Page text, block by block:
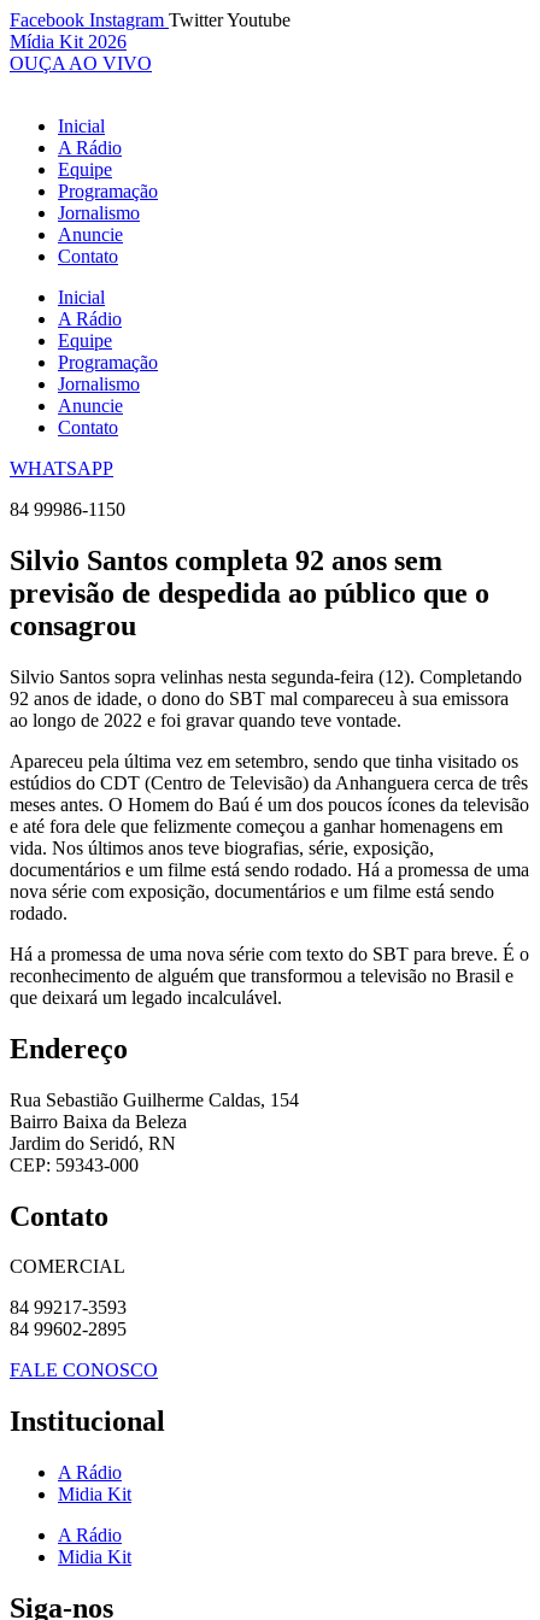
Ir
para
o
Facebook Instagram TwitterYoutube
Mídia Kit 2026
OUÇA AO VIVO
Inicial
A Rádio
Equipe
Programação
Jornalismo
Anuncie
Contato
Inicial
A Rádio
Equipe
Programação
Jornalismo
Anuncie
Contato
WHATSAPP
84 99986-1150
Silvio Santos completa 92 anos sem
previsão de despedida ao público que o
consagrou
Silvio Santos sopra velinhas nesta segunda-feira (12). Completando
92 anos de idade, o dono do SBT mal compareceu à sua emissora
ao longo de 2022 e foi gravar quando teve vontade.
Apareceu pela última vez em setembro, sendo que tinha visitado os
estúdios do CDT (Centro de Televisão) da Anhanguera cerca de três
meses antes. O Homem do Baú é um dos poucos ícones da televisão
e até fora dele que felizmente começou a ganhar homenagens em
vida. Nos últimos anos teve biografias, série, exposição,
documentários e um filme está sendo rodado. Há a promessa de uma
nova série com exposição, documentários e um filme está sendo
rodado.
Há a promessa de uma nova série com texto do SBT para breve. É o
reconhecimento de alguém que transformou a televisão no Brasil e
que deixará um legado incalculável.
Endereço
Rua Sebastião Guilherme Caldas, 154
Bairro Baixa da Beleza
Jardim do Seridó, RN
CEP: 59343-000
Contato
COMERCIAL
84 99217-3593
84 99602-2895
FALE CONOSCO
Institucional
A Rádio
Midia Kit
A Rádio
Midia Kit
Siga-nos